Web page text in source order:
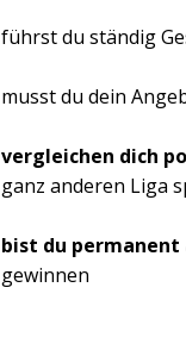
führst du ständig
musst du dein
vergleichen dich
ganz anderen Liga
bist du permanent
gewinnen